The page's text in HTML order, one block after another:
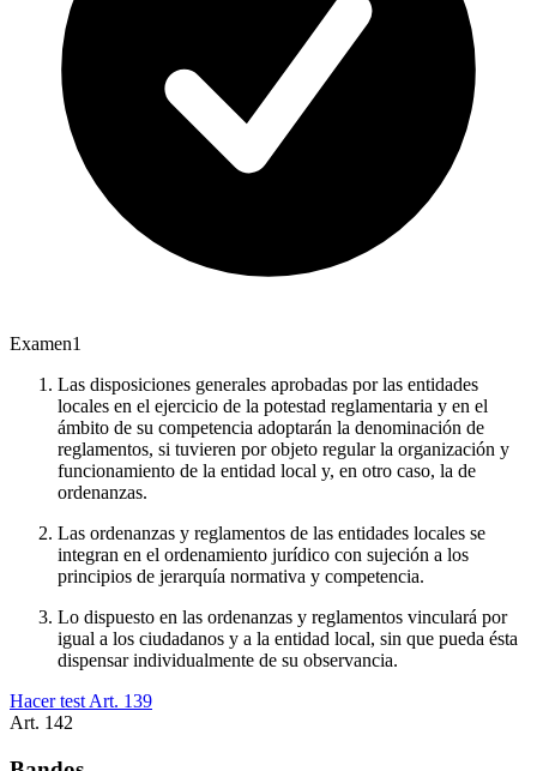
Examen1
Las disposiciones generales aprobadas por las entidades
locales en el ejercicio de la potestad reglamentaria y en el
ámbito de su competencia adoptarán la denominación de
reglamentos, si tuvieren por objeto regular la organización y
funcionamiento de la entidad local y, en otro caso, la de
ordenanzas.
Las ordenanzas y reglamentos de las entidades locales se
integran en el ordenamiento jurídico con sujeción a los
principios de jerarquía normativa y competencia.
Lo dispuesto en las ordenanzas y reglamentos vinculará por
igual a los ciudadanos y a la entidad local, sin que pueda ésta
dispensar individualmente de su observancia.
Hacer test Art. 139
Art. 142